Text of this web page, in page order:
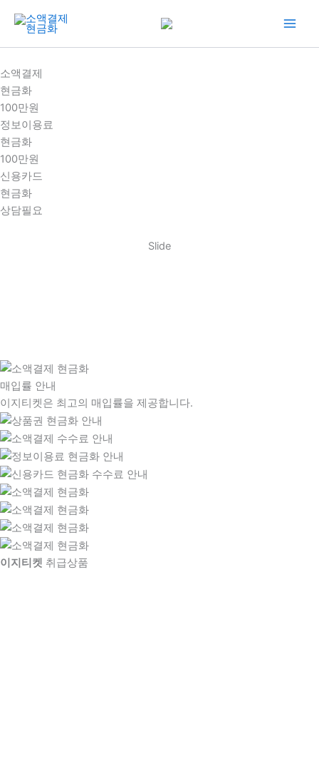
건
너
뛰
기
소액결제
현금화
100만원
정보이용료
현금화
100만원
신용카드
현금화
상담필요
Slide
매입률 안내
이지티켓은 최고의 매입률을 제공합니다.
이지티켓 취급상품